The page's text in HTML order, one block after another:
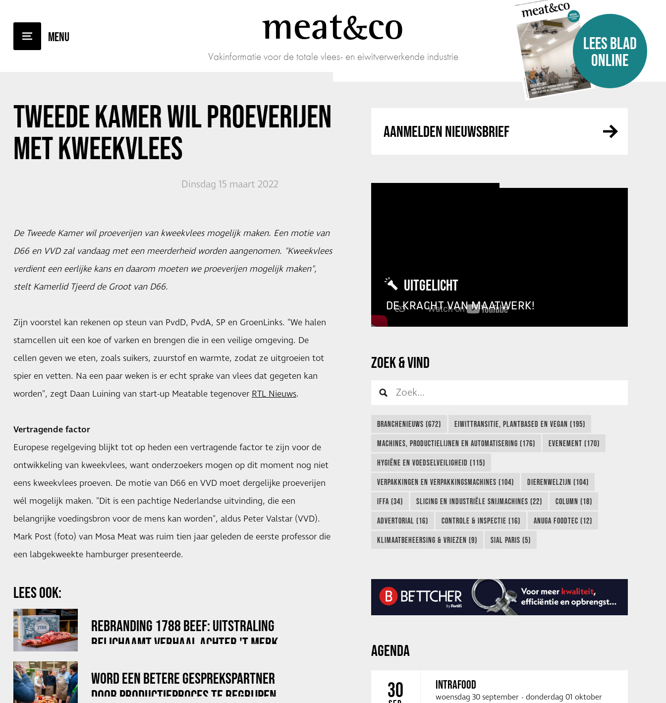
meatco
Vakinformatie voor de totale vlees- en eiwitverwerkende industrie
LEES BLAD
ONLINE
TWEEDE KAMER WIL PROEVERIJEN
MET KWEEKVLEES
Dinsdag 15 maart 2022
De Tweede Kamer wil proeverijen van kweekvlees mogelijk maken. Een motie van
D66 en VVD zal vandaag met een meerderheid worden aangenomen. "Kweekvlees
verdient een eerlijke kans en daarom moeten we proeverijen mogelijk maken",
stelt Kamerlid Tjeerd de Groot van D66.
Zijn voorstel kan rekenen op steun van PvdD, PvdA, SP en GroenLinks. "We halen
stamcellen uit een koe of varken en brengen die in een veilige omgeving. De
cellen geven we eten, zoals suikers, zuurstof en warmte, zodat ze uitgroeien tot
spier en vetten. Na een paar weken is er echt sprake van vlees dat gegeten kan
worden", zegt Daan Luining van start-up Meatable tegenover RTL Nieuws.
Vertragende factor
Europese regelgeving blijkt tot op heden een vertragende factor te zijn voor de
ontwikkeling van kweekvlees, want onderzoekers mogen op dit moment nog niet
eens kweekvlees proeven. De motie van D66 en VVD moet dergelijke proeverijen
wél mogelijk maken. "Dit is een pachtige Nederlandse uitvinding, die een
belangrijke voedingsbron voor de mens kan worden", aldus Peter Valstar (VVD).
Mark Post (foto) van Mosa Meat was ruim tien jaar geleden de eerste professor die
een labgekweekte hamburger presenteerde.
LEES OOK:
REBRANDING 1788 BEEF: UITSTRALING
BELICHAAMT VERHAAL ACHTER 'T MERK
WORD EEN BETERE GESPREKSPARTNER
DOOR PRODUCTIEPROCES TE BEGRIJPEN
AANMELDEN NIEUWSBRIEF
UITGELICHT
DE KRACHT VAN MAATWERK!
ZOEK & VIND
BRANCHENIEUWS (672) EIWITTRANSITIE, PLANTBASED EN VEGAN (195)
MACHINES, PRODUCTIELIJNEN EN AUTOMATISERING (176) EVENEMENT (170)
HYGIËNE EN VOEDSELVEILIGHEID (115)
VERPAKKINGEN EN VERPAKKINGSMACHINES (104) DIERENWELZIJN (104)
IFFA (34) SLICING EN INDUSTRIËLE SNIJMACHINES (22) COLUMN (18)
ADVERTORIAL (16) CONTROLE & INSPECTIE (16) ANUGA FOODTEC (12)
KLIMAATBEHEERSING & VRIEZEN (9) SIAL PARIS (5)
AGENDA
30 INTRAFOOD
woensdag 30 september - donderdag 01 oktober